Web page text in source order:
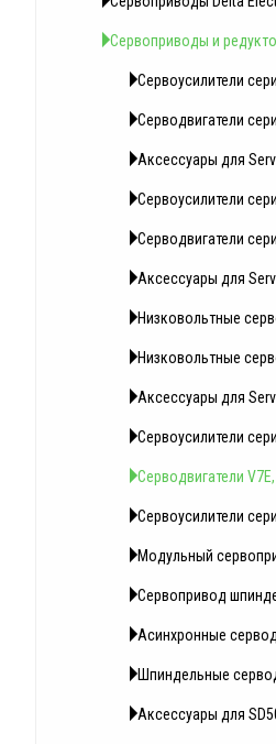
Сервоприводы и
Сервоусилители
Серводвигатели
Аксессуары для
Сервоусилители
Серводвигатели
Аксессуары для
Низковольтные
Низковольтные
Аксессуары для
Сервоусилители
Серводвигатели V7E,
Сервоусилители
Модульный
Сервопривод
Асинхронные
Шпиндельные
Аксессуары для